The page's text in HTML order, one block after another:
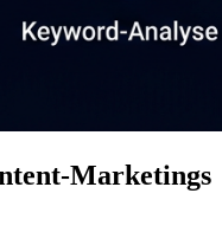
Marketings